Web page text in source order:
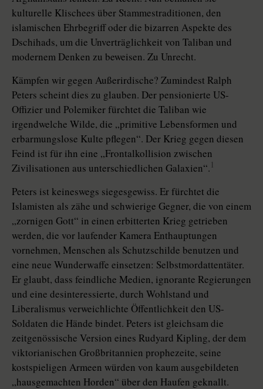
kulturelle Klischees über Stammestraditionen, den
islamischen Ehrbegriff oder die bizarren Aspekte des
Dschihads, um die Unverträglichkeit von Taliban und
modernem Denken zu beweisen. Zu Unrecht.
Kämpfen wir gegen Außerirdische? Zumindest Ralph
Peters scheint dies zu glauben. Der pensionierte US-
Offizier und Polemiker fürchtet die Taliban wie
irgendwelche Wilde, die „primitive Lebensformen und
erbarmungslose Kulte pflegen“. Der Krieg gegen diesen
Feind ist für ihn eine „Frontalkollision zwischen
Zivilisationen aus unterschiedlichen Galaxien“. 1
Peters ist keineswegs siegesgewiss. Er fürchtet die
Islamisten als zähe und schwierige Gegner, die von einem
„zornigen Gott“ in einen erbitterten Krieg getrieben
werden, die vor laufender Kamera Enthauptungen
vornehmen, Menschen als Schutzschilde benutzen und
eine neue Wunderwaffe einsetzen: Selbstmordattentäter.
Er glaubt, dass feindliche Medien, ignorante Regierungen
und eine desinteressierte, durch Wohlstand und
Liberalismus verweichlichte Öffentlichkeit den US-
Soldaten die Hände bindet. Peters ist gleichsam die
zeitgenössische Version eines Rudyard Kipling, der dem
viktorianischen Großbritannien prophezeite, seine
kostspieligen Armeen würden von kaum ausgebildeten
„hausgemachten Horden“ über den Haufen geknallt.